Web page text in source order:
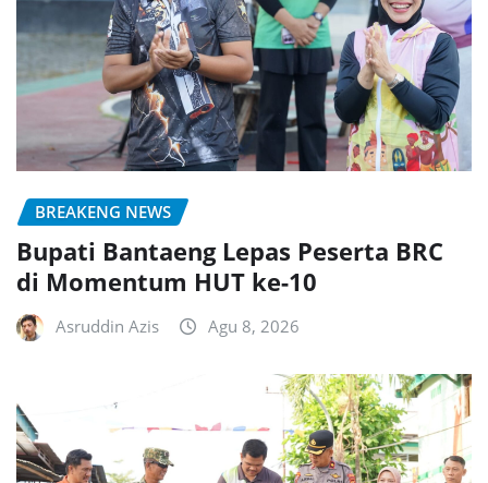
BREAKENG NEWS
Bupati Bantaeng Lepas Peserta BRC
di Momentum HUT ke-10
Asruddin Azis Agu 8, 2026